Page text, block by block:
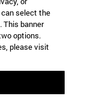
select the
This banner
options.
please visit